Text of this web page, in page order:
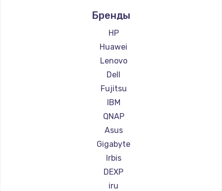
900 руб.
Заказать
Замена сенсорного датчика
1300 руб.
Заказать
Замена сигнальной лампы
1200 руб.
Заказать
Замена системной платы
1500 руб.
Бренды
HP
Huawei
Lenovo
Dell
Fujitsu
IBM
QNAP
Asus
Gigabyte
Irbis
DEXP
iru